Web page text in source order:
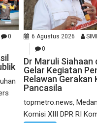
0 6 Agustus 2026
0
Dr Maruli Siahaan
Gelar Kegiatan
Relawan Gerakan
Pancasila
topmetro.news,
Komisi XIII DPR RI